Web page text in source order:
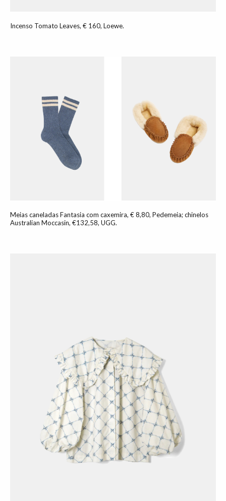
Incenso Tomato Leaves, € 160, Loewe.
Meias caneladas Fantasia com caxemira, € 8,80, Pedemeia; chinelos
Australian Moccasin, €132,58, UGG.